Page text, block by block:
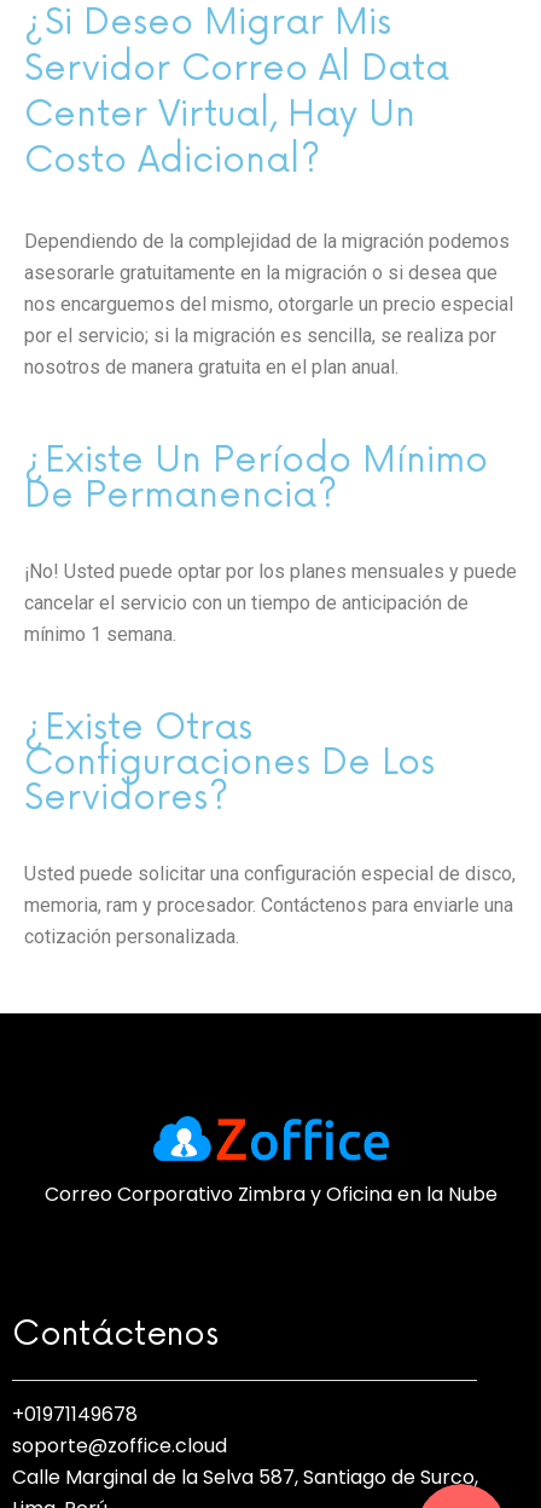
¿Si Deseo Migrar Mis
Servidor Correo Al Data
Center Virtual, Hay Un
Costo Adicional?
Dependiendo de la complejidad de la migración podemos
asesorarle gratuitamente en la migración o si desea que
nos encarguemos del mismo, otorgarle un precio especial
por el servicio; si la migración es sencilla, se realiza por
nosotros de manera gratuita en el plan anual.
¿Existe Un Período Mínimo
De Permanencia?
¡No! Usted puede optar por los planes mensuales y puede
cancelar el servicio con un tiempo de anticipación de
mínimo 1 semana.
¿Existe Otras
Configuraciones De Los
Servidores?
Usted puede solicitar una configuración especial de disco,
memoria, ram y procesador. Contáctenos para enviarle una
cotización personalizada.
Correo Corporativo Zimbra y Oficina en la Nube
Contáctenos
+01971149678
soporte@zoffice.cloud
Calle Marginal de la Selva 587, Santiago de Surco,
Facebook
Formulario